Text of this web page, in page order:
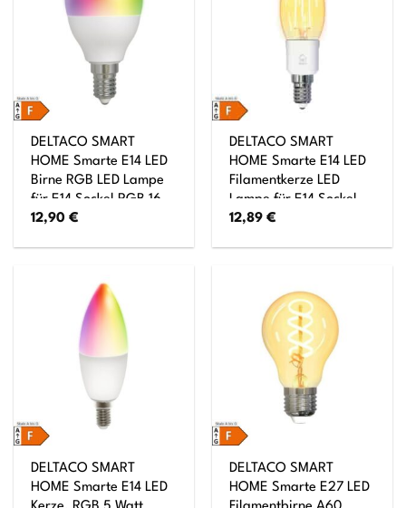
DELTACO SMART
HOME Smarte E14 LED
Birne RGB LED Lampe
für E14 Sockel RGB 16
Mil. Farben
12,90€
DELTACO SMART
HOME Smarte E14 LED
Filamentkerze LED
Lampe für E14 Sockel
4,5 W Leistung
12,89€
DELTACO SMART
HOME Smarte E14 LED
DELTACO SMART
HOME Smarte E27 LED